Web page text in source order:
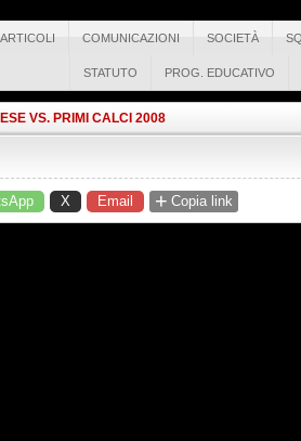
ARTICOLI COMUNICAZIONI SOCIETÀ
STATUTO PROG. EDUCATIVO
VS. PRIMI CALCI 2008
X Email + Copia link